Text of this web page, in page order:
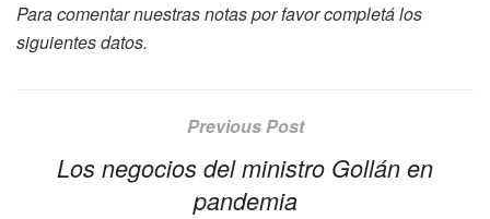
Para comentar nuestras notas por favor completá los
siguientes datos.
Previous Post
Los negocios del ministro Gollán en
pandemia